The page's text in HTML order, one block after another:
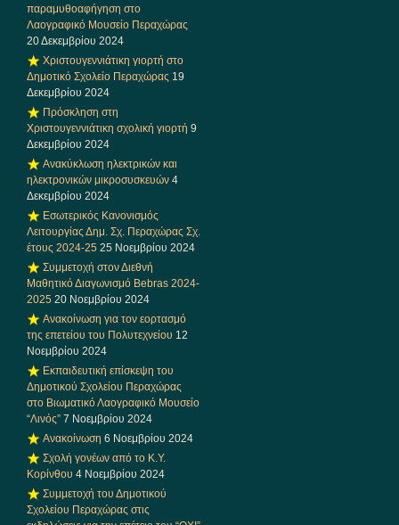
παραμυθοαφήγηση στο
Λαογραφικό Μουσείο Περαχώρας
20 Δεκεμβρίου 2024
Χριστουγεννιάτικη γιορτή στο
Δημοτικό Σχολείο Περαχώρας 19
Δεκεμβρίου 2024
Πρόσκληση στη
Χριστουγεννιάτικη σχολική γιορτή 9
Δεκεμβρίου 2024
Ανακύκλωση ηλεκτρικών και
ηλεκτρονικών μικροσυσκευών 4
Δεκεμβρίου 2024
Εσωτερικός Κανονισμός
Λειτουργίας Δημ. Σχ. Περαχώρας Σχ.
έτους 2024-25 25 Νοεμβρίου 2024
Συμμετοχή στον Διεθνή
Μαθητικό Διαγωνισμό Bebras 2024-
2025 20 Νοεμβρίου 2024
Ανακοίνωση για τον εορτασμό
της επετείου του Πολυτεχνείου 12
Νοεμβρίου 2024
Εκπαιδευτική επίσκεψη του
Δημοτικού Σχολείου Περαχώρας
στο Βιωματικό Λαογραφικό Μουσείο
“Λινός” 7 Νοεμβρίου 2024
Ανακοίνωση 6 Νοεμβρίου 2024
Σχολή γονέων από το Κ.Υ.
Κορίνθου 4 Νοεμβρίου 2024
Συμμετοχή του Δημοτικού
Σχολείου Περαχώρας στις